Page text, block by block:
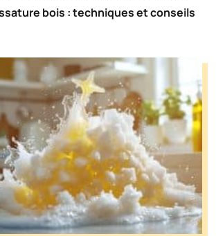
bois : techniques et conseils